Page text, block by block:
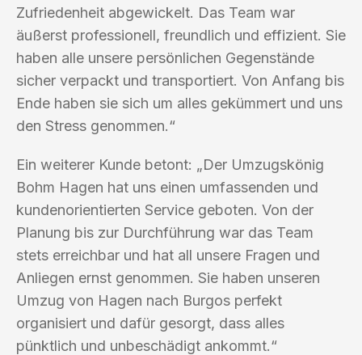
Zufriedenheit abgewickelt. Das Team war
äußerst professionell, freundlich und effizient. Sie
haben alle unsere persönlichen Gegenstände
sicher verpackt und transportiert. Von Anfang bis
Ende haben sie sich um alles gekümmert und uns
den Stress genommen.“
Ein weiterer Kunde betont: „Der Umzugskönig
Bohm Hagen hat uns einen umfassenden und
kundenorientierten Service geboten. Von der
Planung bis zur Durchführung war das Team
stets erreichbar und hat all unsere Fragen und
Anliegen ernst genommen. Sie haben unseren
Umzug von Hagen nach Burgos perfekt
organisiert und dafür gesorgt, dass alles
pünktlich und unbeschädigt ankommt.“